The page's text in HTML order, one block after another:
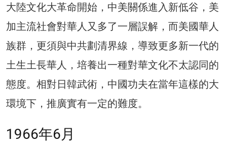
大陸文化大革命開始，中美關係進入新低谷，美
加主流社會對華人又多了一層誤解，而美國華人
族群，更須與中共劃清界線，導致更多新一代的
土生土長華人，培養出一種對華文化不太認同的
態度。相對日韓武術，中國功夫在當年這樣的大
環境下，推廣實有一定的難度。
1966年6月